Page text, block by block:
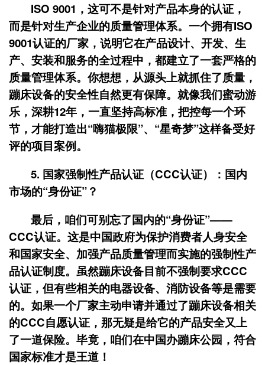
ISO 9001，这可不是针对产品本身的认证，
而是针对生产企业的质量管理体系。一个拥有ISO
9001认证的厂家，说明它在产品设计、开发、生
产、安装和服务的全过程中，都建立了一套严格的
质量管理体系。你想想，从源头上就抓住了质量，
蹦床设备的安全性自然更有保障。就像我们蜜动游
乐，深耕12年，一直坚持高标准，把控每一个环
节，才能打造出“嗨猫极限”、“星奇梦”这样备受好
评的项目案例。
5. 国家强制性产品认证（CCC认证）：国内
市场的“身份证”？
最后，咱们可别忘了国内的“身份证”——
CCC认证。这是中国政府为保护消费者人身安全
和国家安全、加强产品质量管理而实施的强制性产
品认证制度。虽然蹦床设备目前不强制要求CCC
认证，但有些相关的电器设备、消防设备等是需要
的。如果一个厂家主动申请并通过了蹦床设备相关
的CCC自愿认证，那无疑是给它的产品安全又上
了一道保险。毕竟，咱们在中国办蹦床公园，符合
国家标准才是王道！